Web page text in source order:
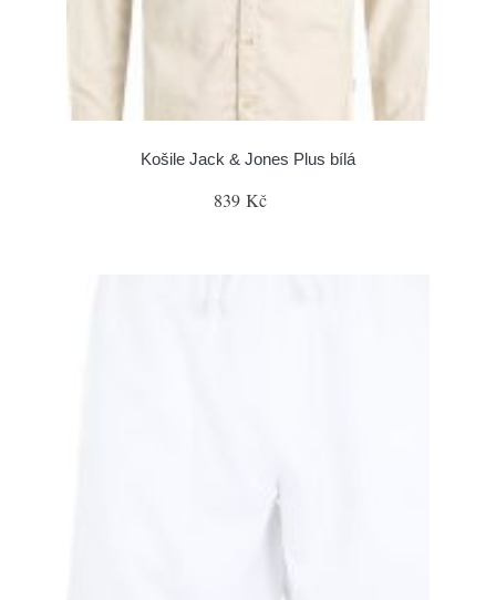
Košile Jack & Jones Plus bílá
839 Kč